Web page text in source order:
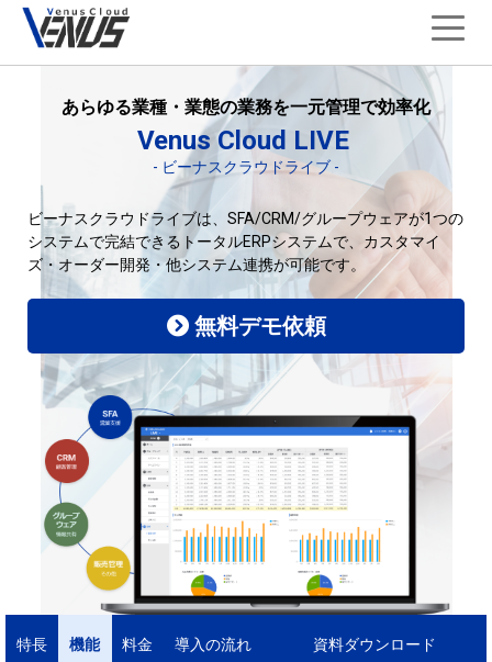
あらゆる業種・業態の業務を一元管理で効率化
Venus Cloud LIVE
- ビーナスクラウドライブ -
ビーナスクラウドライブは、SFA/CRM/グループウェアが1つの
システムで完結できるトータルERPシステムで、カスタマイ
ズ・オーダー開発・他システム連携が可能です。
無料デモ依頼
特長 機能 料金 導入の流れ 資料ダウンロード